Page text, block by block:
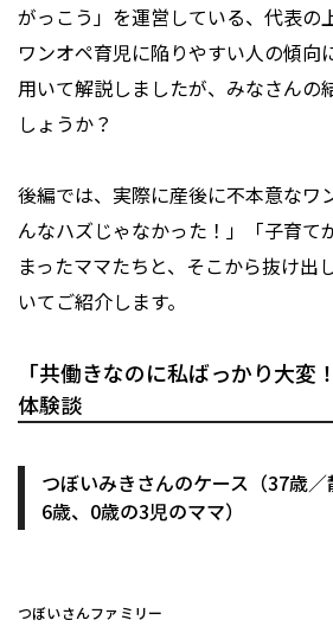
がっこう」を運営している、代表の
ワンオペ育児に陥りやすい人の傾向
用いて解説しましたが、みなさんの
しょうか？
後編では、実際に産後に不本意なワ
んなハズじゃなかった！」「子育て
まったママたちと、そこから抜け出
いてご紹介します。
「共働きなのに私ばっかり大変
体験談
つぼいみきさんのケース（37歳／
6歳、0歳の3児のママ）
つぼいさんファミリー